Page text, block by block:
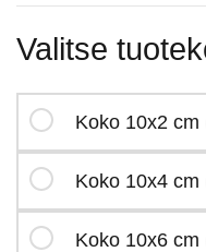
Valitse
Koko 10x2 cm
Koko 10x4 cm
Koko 10x6 cm